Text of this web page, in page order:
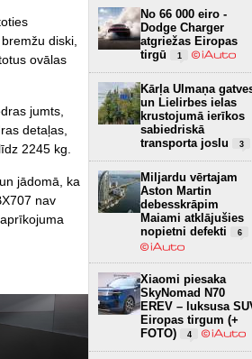
diski,
ovālas
jumts,
detaļas,
2245 kg.
jādomā, ka
nav
No 66 000 eiro -
Dodge Charger
atgriežas Eiropas
tirgū
1
Kārļa Ulmaņa
un Lielirbes ielas
krustojumā ierīkos
sabiedriskā
transporta joslu
3
Miljardu vērtajam
Aston Martin
debesskrāpim
Maiami atklājušies
nopietni defekti
6
Xiaomi piesaka
SkyNomad N70
EREV – luksusa
Eiropas tirgum (+
FOTO)
4